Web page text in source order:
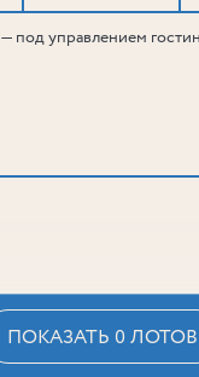
— под управлением
ПОКАЗАТЬ 0 ЛОТОВ